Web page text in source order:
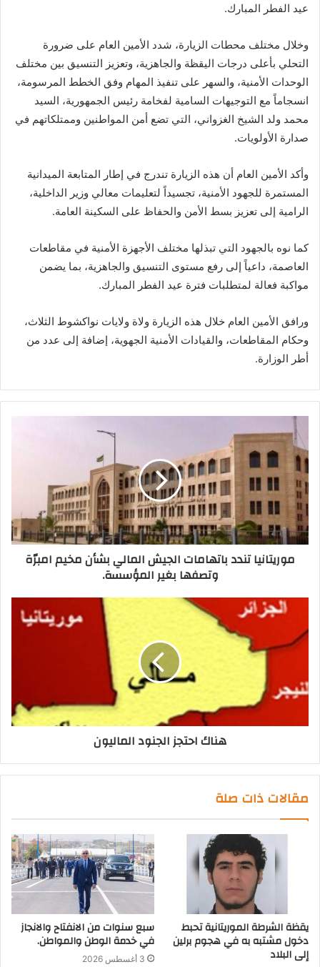
عيد الفطر المبارك.
وخلال مختلف محطات الزيارة، شدد الأمين العام على ضرورة
التحلي بأعلى درجات اليقظة والجاهزية، وتعزيز التنسيق بين مختلف
الوحدات الأمنية، والسهر على تنفيذ المهام وفق الخطط المرسومة،
انسجاماً مع التوجيهات السامية لفخامة رئيس الجمهورية، السيد
محمد ولد الشيخ الغزواني، التي تضع أمن المواطنين وممتلكاتهم في
صدارة الأولويات.
وأكد الأمين العام أن هذه الزيارة تندرج في إطار المتابعة الميدانية
المستمرة للجهود الأمنية، تجسيداً لتعليمات معالي وزير الداخلية،
الرامية إلى تعزيز بسط الأمن والحفاظ على السكينة العامة.
كما نوه بالجهود التي تبذلها مختلف الأجهزة الأمنية في مقاطعات
العاصمة، داعياً إلى رفع مستوى التنسيق والجاهزية، بما يضمن
مواكبة فعالة لمتطلبات فترة عيد الفطر المبارك.
ورافق الأمين العام خلال هذه الزيارة ولاة ولايات نواكشوط الثلاث،
وحكام المقاطعات، والقيادات الأمنية الجهوية، إضافة إلى عدد من
أطر الوزارة.
موريتانيا تندد باتهامات الجيش المالي بشأن مخيم امبرّة
وتصفها بغير المؤسسة.
هناك احتجز الجنود الماليون
مقالات ذات صلة
يقظة الشرطة الموريتانية تحبط
دخول مشتبه به في هجوم برلين
إلى البلاد
سبع سنوات من الانفتاح والانجاز
في خدمة الوطن والمواطن.
3 أغسطس 2026